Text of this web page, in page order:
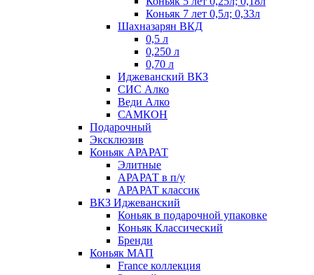
Коньяк 7 лет 0,5л; 0,33л
Шахназарян ВКД
0,5 л
0,250 л
0,70 л
Иджеванский ВКЗ
СИС Алко
Веди Алко
САМКОН
Подарочный
Эксклюзив
Коньяк АРАРАТ
Элитные
АРАРАТ в п/у
АРАРАТ классик
ВКЗ Иджеванский
Коньяк в подарочной упаковке
Коньяк Классический
Бренди
Коньяк МАП
France коллекция